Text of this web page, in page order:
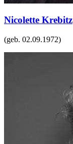
Nicolette Krebitz
(geb. 02.09.1972)